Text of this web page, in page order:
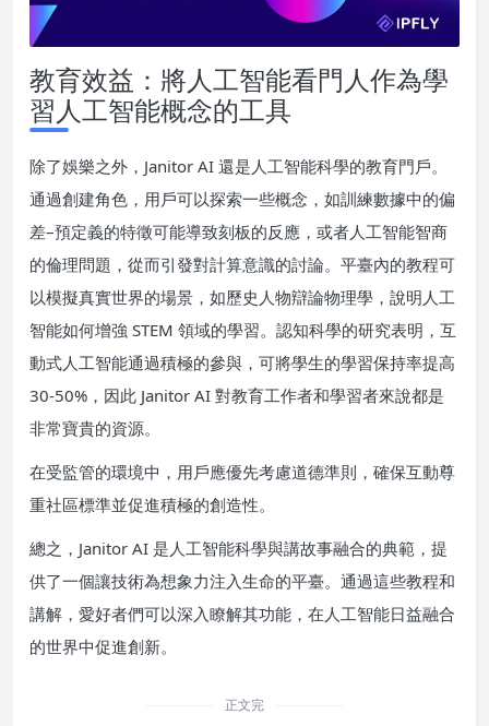
教育效益：將人工智能看門人作為學
習人工智能概念的工具
除了娛樂之外，Janitor AI 還是人工智能科學的教育門戶。
通過創建角色，用戶可以探索一些概念，如訓練數據中的偏
差–預定義的特徵可能導致刻板的反應，或者人工智能智商
的倫理問題，從而引發對計算意識的討論。平臺內的教程可
以模擬真實世界的場景，如歷史人物辯論物理學，說明人工
智能如何增強 STEM 領域的學習。認知科學的研究表明，互
動式人工智能通過積極的參與，可將學生的學習保持率提高
30-50%，因此 Janitor AI 對教育工作者和學習者來說都是
非常寶貴的資源。
在受監管的環境中，用戶應優先考慮道德準則，確保互動尊
重社區標準並促進積極的創造性。
總之，Janitor AI 是人工智能科學與講故事融合的典範，提
供了一個讓技術為想象力注入生命的平臺。通過這些教程和
講解，愛好者們可以深入瞭解其功能，在人工智能日益融合
的世界中促進創新。
正文完